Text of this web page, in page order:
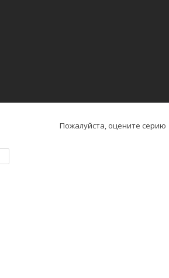
Пожалуйста, оцените серию